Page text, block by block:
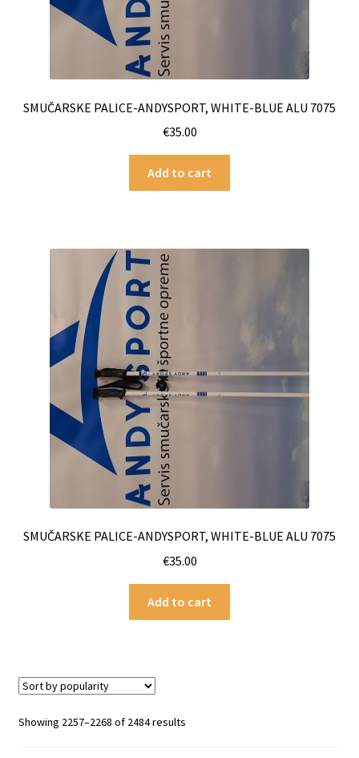
SMUČARSKE PALICE-ANDYSPORT, WHITE-BLUE ALU 7075
€35.00
Add to cart
SMUČARSKE PALICE-ANDYSPORT, WHITE-BLUE ALU 7075
€35.00
Add to cart
Showing 2257–2268 of 2484 results